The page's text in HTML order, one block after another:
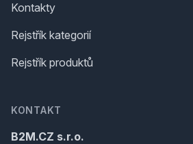
Kontakty
Rejstřík kategorií
Rejstřík produktů
KONTAKT
B2M.CZ s.r.o.